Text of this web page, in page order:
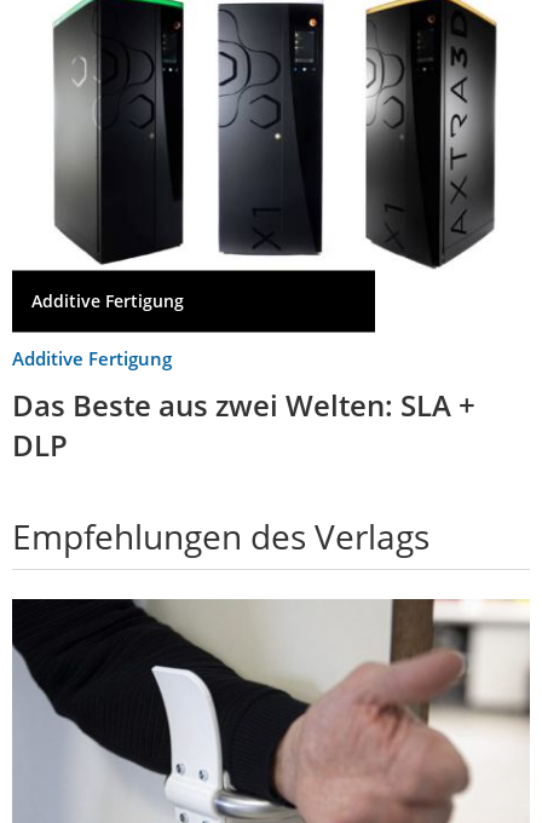
Additive Fertigung
Additive Fertigung
Das Beste aus zwei Welten: SLA +
DLP
Empfehlungen des Verlags